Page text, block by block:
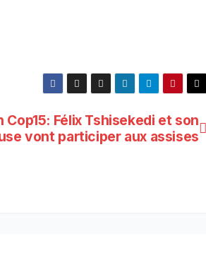
Cop15: Félix Tshisekedi et son
vont participer aux assises